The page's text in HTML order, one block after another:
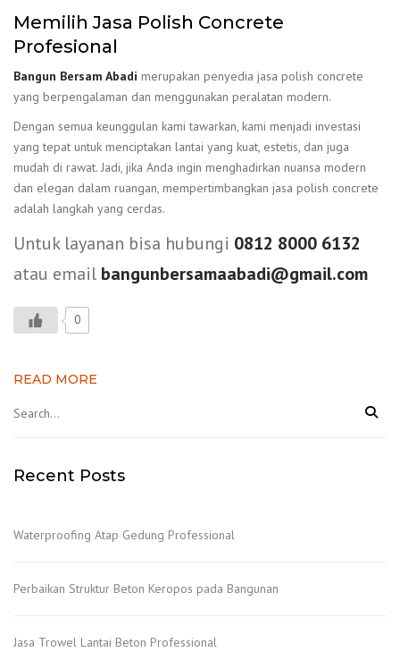
Memilih Jasa Polish Concrete
Profesional
Bangun Bersam Abadi merupakan penyedia jasa polish concrete
yang berpengalaman dan menggunakan peralatan modern.
Dengan semua keunggulan kami tawarkan, kami menjadi investasi
yang tepat untuk menciptakan lantai yang kuat, estetis, dan juga
mudah di rawat. Jadi, jika Anda ingin menghadirkan nuansa modern
dan elegan dalam ruangan, mempertimbangkan jasa polish concrete
adalah langkah yang cerdas.
Untuk layanan bisa hubungi 0812 8000 6132
atau email bangunbersamaabadi@gmail.com
0
READ MORE
Recent Posts
Waterproofing Atap Gedung Professional
Perbaikan Struktur Beton Keropos pada Bangunan
Jasa Trowel Lantai Beton Professional